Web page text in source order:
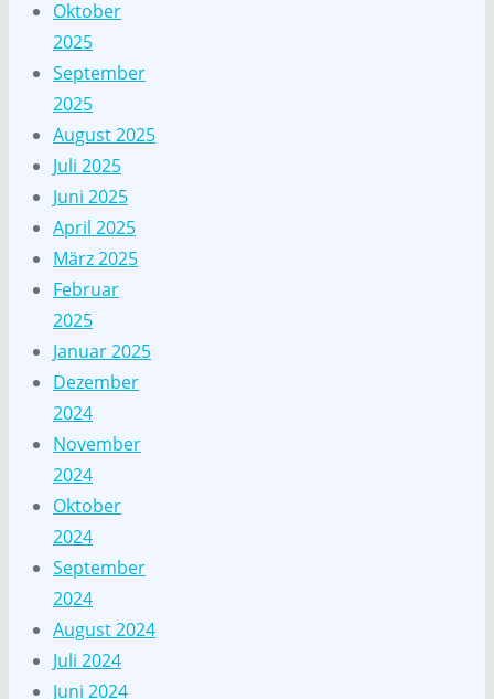
Oktober
2025
September
2025
August 2025
Juli 2025
Juni 2025
April 2025
März 2025
Februar
2025
Januar 2025
Dezember
2024
November
2024
Oktober
2024
September
2024
August 2024
Juli 2024
Juni 2024